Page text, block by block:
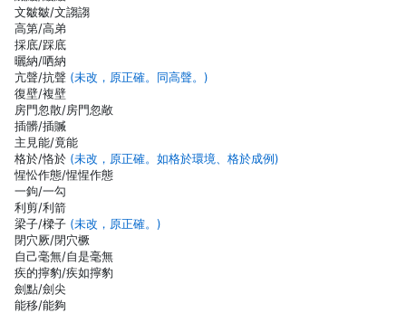
文皺皺/文謅謅
高第/高弟
採底/踩底
曬納/哂納
亢聲/抗聲 (未改，原正確。同高聲。)
復壁/複壁
房門忽散/房門忽敞
插髒/插贓
主見能/竟能
格於/恪於 (未改，原正確。如格於環境、格於成例)
惺忪作態/惺惺作態
一鉤/一勾
利剪/利箭
梁子/樑子 (未改，原正確。)
閉穴厥/閉穴橛
自己毫無/自是毫無
疾的擰豹/疾如擰豹
劍點/劍尖
能移/能夠